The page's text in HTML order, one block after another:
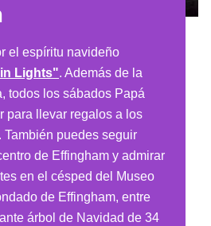
el espíritu navideño
Lights". Además de la
todos los sábados Papá
para llevar regalos a los
También puedes seguir
de Effingham y admirar
en el césped del Museo
de Effingham, entre
árbol de Navidad de 34